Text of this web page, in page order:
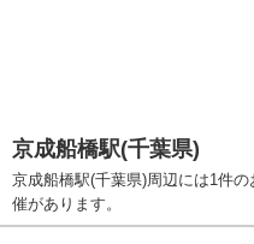
京成船橋駅(千葉県)
京成船橋駅(千葉県)周辺には1件
催があります。